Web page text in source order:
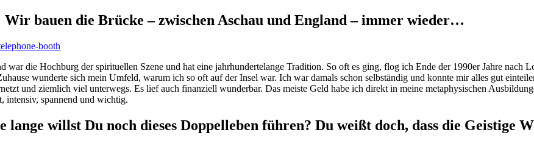
Wir bauen die Brücke – zwischen Aschau und England – immer wieder…
war die Hochburg der spirituellen Szene und hat eine jahrhundertelange Tradition. So oft es ging, flog ich Ende der 1990er Jahre nach
wunderte sich mein Umfeld, warum ich so oft auf der Insel war. Ich war damals schon selbständig und konnte mir alles gut
und ziemlich viel unterwegs. Es lief auch finanziell wunderbar. Das meiste Geld habe ich direkt in meine metaphysischen
intensiv, spannend und wichtig.
lange willst Du noch dieses Doppelleben führen? Du weißt doch, dass die Geistige